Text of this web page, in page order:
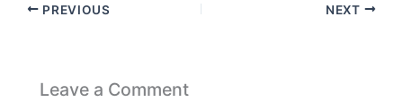
PREVIOUS NEXT
Leave a Comment